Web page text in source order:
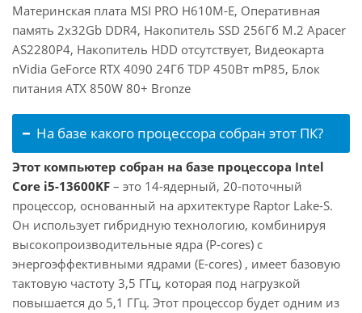
Материнская плата MSI PRO H610M-E, Оперативная
память 2x32Gb DDR4, Накопитель SSD 256Гб M.2 Apacer
AS2280P4, Накопитель HDD отсутствует, Видеокарта
nVidia GeForce RTX 4090 24Гб TDP 450Вт mP85, Блок
питания ATX 850W 80+ Bronze
На базе какого процессора собран этот ПК?
Этот компьютер собран на базе процессора Intel
Core i5-13600KF – это 14-ядерный, 20-поточный
процессор, основанный на архитектуре Raptor Lake-S.
Он использует гибридную технологию, комбинируя
высокопроизводительные ядра (P-cores) с
энергоэффективными ядрами (E-cores) , имеет базовую
тактовую частоту 3,5 ГГц, которая под нагрузкой
повышается до 5,1 ГГц. Этот процессор будет одним из